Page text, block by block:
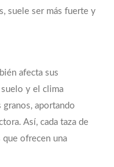
suele ser más fuerte y
afecta sus
y el clima
aportando
Así, cada taza de
que ofrecen una